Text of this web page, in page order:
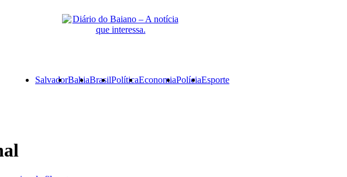
PrimarySalvadorBahiaBrasilPolíticaEconomiaPolíciaEsporte